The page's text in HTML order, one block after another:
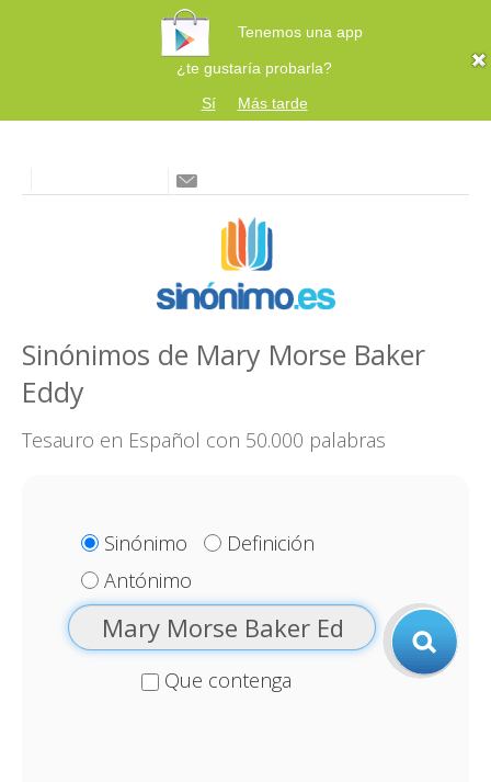
Tenemos una app
¿te gustaría probarla?
Sí
Más tarde
Sinónimos de Mary Morse Baker
Eddy
Tesauro en Español con 50.000 palabras
Sinónimo
Definición
Antónimo
Que contenga